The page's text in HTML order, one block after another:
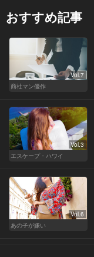
おすすめ記事
Vol.7
商社マン優作
Vol.3
エスケープ・ハワイ
Vol.6
あの子が嫌い